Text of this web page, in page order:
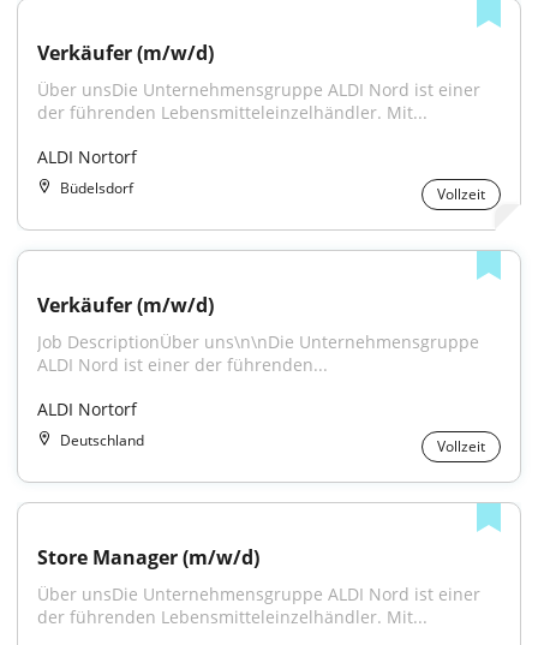
Verkäufer (m/w/d)
Über unsDie Unternehmensgruppe ALDI Nord ist einer
der führenden Lebensmitteleinzelhändler. Mit...
ALDI Nortorf
Büdelsdorf Vollzeit
Verkäufer (m/w/d)
Job DescriptionÜber uns\n\nDie Unternehmensgruppe
ALDI Nord ist einer der führenden...
ALDI Nortorf
Deutschland Vollzeit
Store Manager (m/w/d)
Über unsDie Unternehmensgruppe ALDI Nord ist einer
der führenden Lebensmitteleinzelhändler. Mit...